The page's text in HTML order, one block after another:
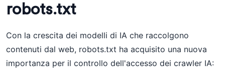
robots.txt
Con la crescita dei modelli di IA che raccolgono
contenuti dal web, robots.txt ha acquisito una nuova
importanza per il controllo dell'accesso dei crawler IA: